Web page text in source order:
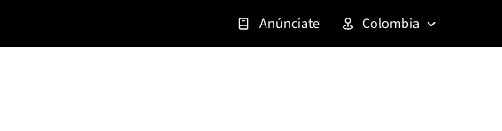
Anúnciate Colombia